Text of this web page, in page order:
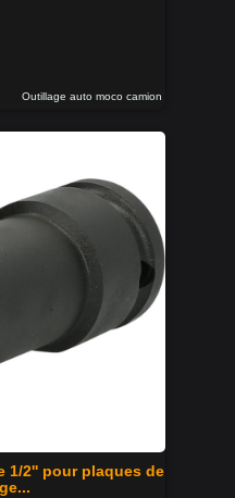
Outillage auto moco camion
1/2'' pour plaques de